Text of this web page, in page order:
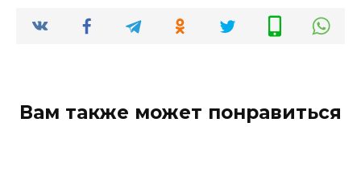
Вам также может понравиться